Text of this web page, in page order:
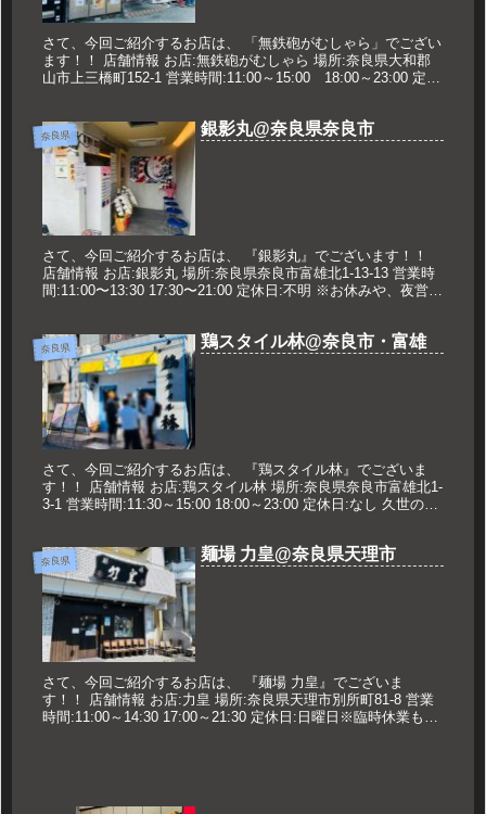
さて、今回ご紹介するお店は、 「無鉄砲がむしゃら」でござい
ます！！ 店舗情報 お店:無鉄砲がむしゃら 場所:奈良県大和郡
山市上三橋町152-1 営業時間:11:00～15:00 18:00～23:00 定休
奈良県 銀影丸@奈良県奈良市
さて、今回ご紹介するお店は、 『銀影丸』でございます！！
店舗情報 お店:銀影丸 場所:奈良県奈良市富雄北1-13-13 営業時
間:11:00〜13:30 17:30〜21:00 定休日:不明 ※お休みや、夜営業
奈良県 鶏スタイル林@奈良市・富雄
さて、今回ご紹介するお店は、 『鶏スタイル林』でございま
す！！ 店舗情報 お店:鶏スタイル林 場所:奈良県奈良市富雄北1-
3-1 営業時間:11:30～15:00 18:00～23:00 定休日:なし 久世のオ
奈良県 麺場 力皇@奈良県天理市
さて、今回ご紹介するお店は、 『麺場 力皇』でございま
す！！ 店舗情報 お店:力皇 場所:奈良県天理市別所町81-8 営業
時間:11:00～14:30 17:00～21:30 定休日:日曜日※臨時休業も多